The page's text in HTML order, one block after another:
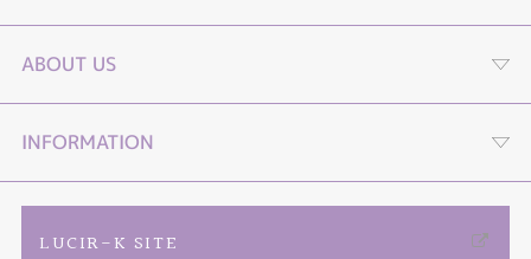
結婚指輪
セットリング
エタニティーリング
プロポーズストーリームービー
プロポーズLP
オンライン接客
ABOUT US
４つの選べる購入プラン
INFORMATION
LUCIR-K SITE